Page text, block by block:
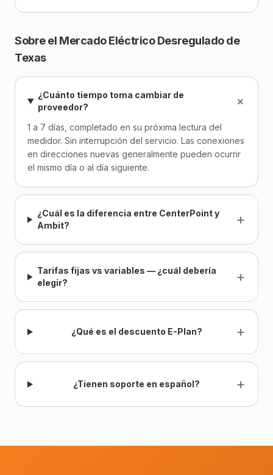
Sobre el Mercado Eléctrico Desregulado de
Texas
¿Cuánto tiempo toma cambiar de
proveedor?
+
1 a 7 días, completado en su próxima lectura del
medidor. Sin interrupción del servicio. Las conexiones
en direcciones nuevas generalmente pueden ocurrir
el mismo día o al día siguiente.
¿Cuál es la diferencia entre CenterPoint y
Ambit?
+
Tarifas fijas vs variables — ¿cuál debería
elegir?
+
¿Qué es el descuento E-Plan? +
¿Tienen soporte en español? +